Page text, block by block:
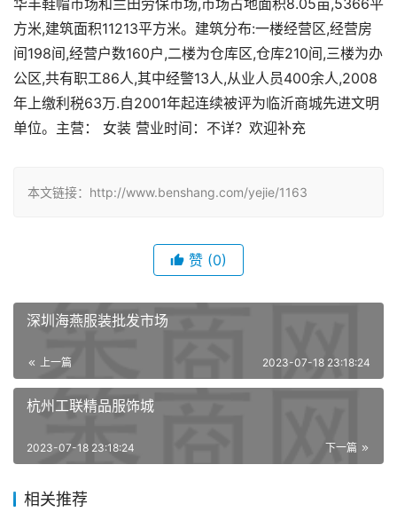
华丰鞋帽市场和兰田劳保市场,市场占地面积8.05亩,5366平
方米,建筑面积11213平方米。建筑分布:一楼经营区,经营房
间198间,经营户数160户,二楼为仓库区,仓库210间,三楼为办
公区,共有职工86人,其中经警13人,从业人员400余人,2008
年上缴利税63万.自2001年起连续被评为临沂商城先进文明
单位。主营： 女装 营业时间：不详？欢迎补充
本文链接：http://www.benshang.com/yejie/1163
赞 (0)
深圳海燕服装批发市场
上一篇 2023-07-18 23:18:24
杭州工联精品服饰城
下一篇
2023-07-18 23:18:24
相关推荐